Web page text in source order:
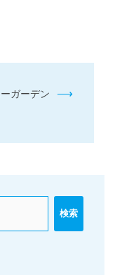
ガーデン ⟶
検索